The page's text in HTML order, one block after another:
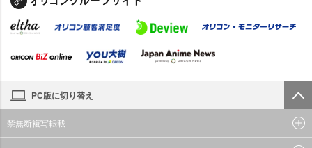
PC版に切り替え
禁無断複写転載